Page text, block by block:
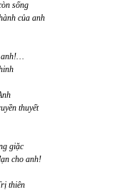
sống
của anh
anh!…
thuyết
giặc
cho anh!
thiên